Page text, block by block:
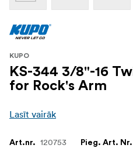
KUPO
KS-344 3/8"-16
for Rock's Arm
Lasīt vairāk
Art.nr. 120753 Pieg. Art. Nr.